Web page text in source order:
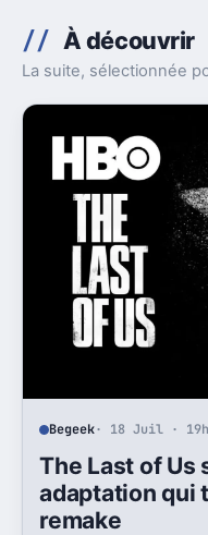
À découvrir
La suite, sélectionnée
Begeek· 18 Juil ·
The Last of Us
adaptation qui
remake